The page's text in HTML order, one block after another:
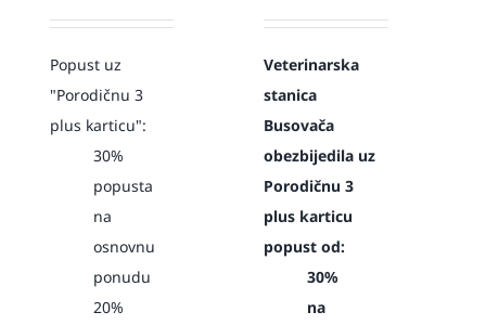
Popust uz
"Porodičnu 3
plus karticu":
30%
popusta
na
osnovnu
ponudu
20%
Veterinarska
stanica
Busovača
obezbijedila uz
Porodičnu 3
plus karticu
popust od:
30%
na